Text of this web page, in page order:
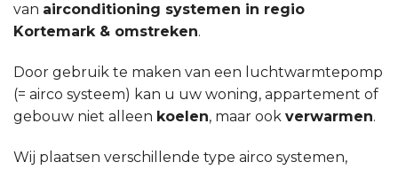
van airconditioning systemen in regio
Kortemark & omstreken.
Door gebruik te maken van een luchtwarmtepomp
(= airco systeem) kan u uw woning, appartement of
gebouw niet alleen koelen, maar ook verwarmen.
Wij plaatsen verschillende type airco systemen,